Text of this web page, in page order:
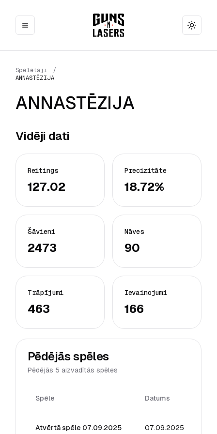
Toggle
Spēlētāji
/
ANNASTĒZIJA
ANNASTĒZIJA
Vidēji dati
Reitings
127.02
Precizitāte
18.72%
Šāvieni
2473
Nāves
90
Trāpījumi
463
Ievainojumi
166
Pēdējās spēles
Pēdējās 5 aizvadītās spēles
Spēle Datums
Atvērtā spēle 07.09.2025 07.09.2025